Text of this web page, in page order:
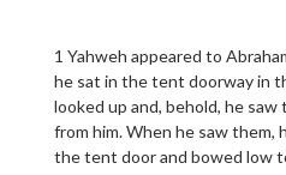
1 Yahweh appeared to
he sat in the tent doorway in
looked up and, behold, he
from him. When he saw them,
the tent door and bowed low